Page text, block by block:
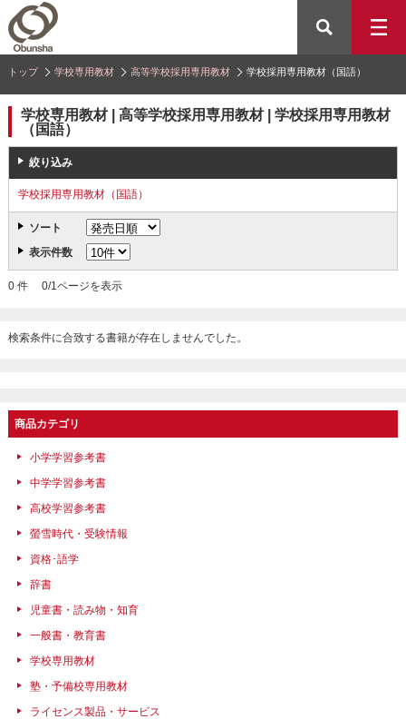
トップ 学校専用教材 高等学校採用専用教材 学校採用専用教材（国語）
学校専用教材 | 高等学校採用専用教材 | 学校採用専用教材
（国語）
絞り込み
学校採用専用教材（国語）
ソート
表示件数
0 件 0/1ページを表示
検索条件に合致する書籍が存在しませんでした。
商品カテゴリ
小学学習参考書
中学学習参考書
高校学習参考書
螢雪時代・受験情報
資格･語学
辞書
児童書・読み物・知育
一般書・教育書
学校専用教材
塾・予備校専用教材
ライセンス製品・サービス